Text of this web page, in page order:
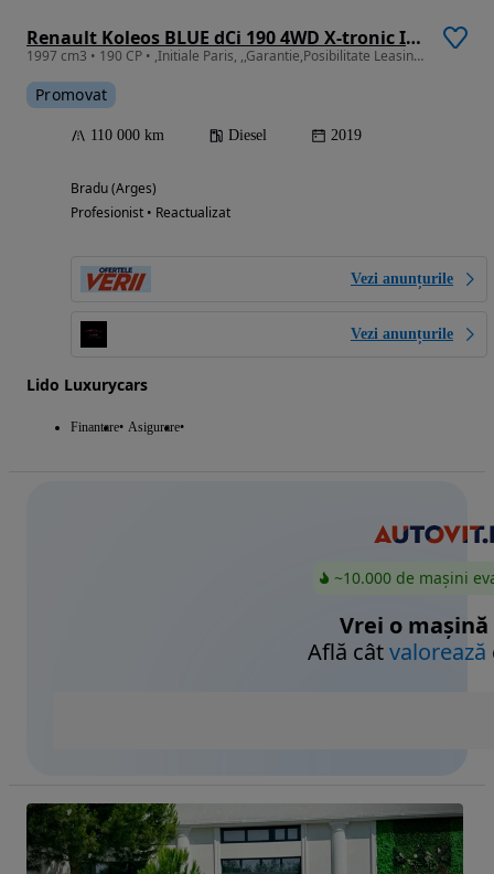
Renault Koleos BLUE dCi 190 4WD X-tronic INITIALE PARIS
1997 cm3 • 190 CP • ,Initiale Paris, ,,Garantie,Posibilitate Leasing/Rate fixe
Promovat
110 000 km Diesel 2019
Bradu (Arges)
Profesionist • Reactualizat
Vezi anunțurile
Vezi anunțurile
Lido Luxurycars
Finantare Asigurare
~10.000 de mașini
Vrei o mașină
Află câtvalorează